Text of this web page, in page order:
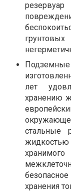
лет
хранению
стальные
хранения